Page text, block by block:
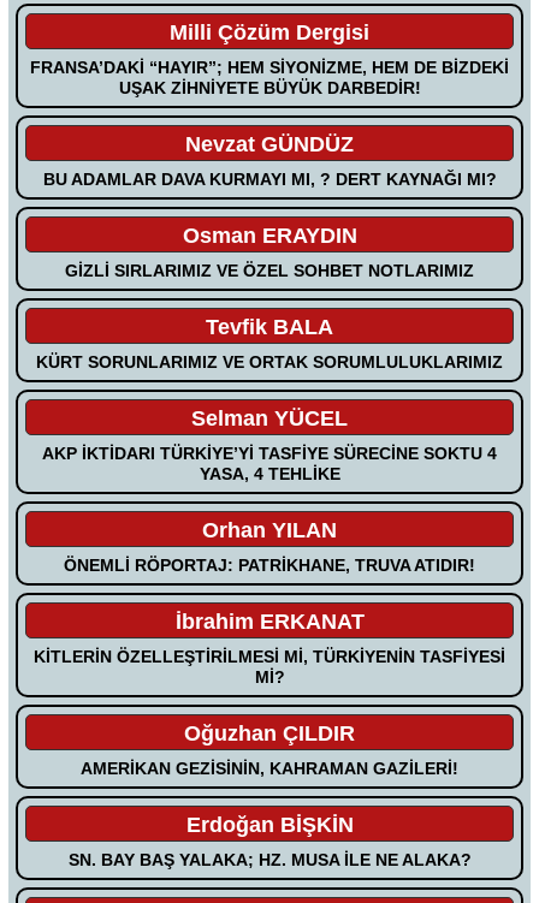
Milli Çözüm Dergisi
FRANSA’DAKİ “HAYIR”; HEM SİYONİZME, HEM DE BİZDEKİ
UŞAK ZİHNİYETE BÜYÜK DARBEDİR!
Nevzat GÜNDÜZ
BU ADAMLAR DAVA KURMAYI MI, ? DERT KAYNAĞI MI?
Osman ERAYDIN
GİZLİ SIRLARIMIZ VE ÖZEL SOHBET NOTLARIMIZ
Tevfik BALA
KÜRT SORUNLARIMIZ VE ORTAK SORUMLULUKLARIMIZ
Selman YÜCEL
AKP İKTİDARI TÜRKİYE’Yİ TASFİYE SÜRECİNE SOKTU 4
YASA, 4 TEHLİKE
Orhan YILAN
ÖNEMLİ RÖPORTAJ: PATRİKHANE, TRUVA ATIDIR!
İbrahim ERKANAT
KİTLERİN ÖZELLEŞTİRİLMESİ Mİ, TÜRKİYENİN TASFİYESİ
Mİ?
Oğuzhan ÇILDIR
AMERİKAN GEZİSİNİN, KAHRAMAN GAZİLERİ!
Erdoğan BİŞKİN
SN. BAY BAŞ YALAKA; HZ. MUSA İLE NE ALAKA?